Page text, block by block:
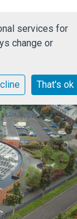
services for
change or
That's ok